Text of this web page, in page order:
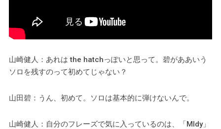
山崎健人：あれは the hatchっぽいと思って。碧がああいう
ソロを残すのって初めてじゃない？
山田碧：うん、初めて。ソロは基本的に弾けないんで。
山崎健人：自分のフレーズで気に入っているのは、「MIdy」